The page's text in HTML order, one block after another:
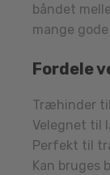
båndet
mange
Fordele
Træhinder
Velegnet til
Perfekt til
Kan bruges